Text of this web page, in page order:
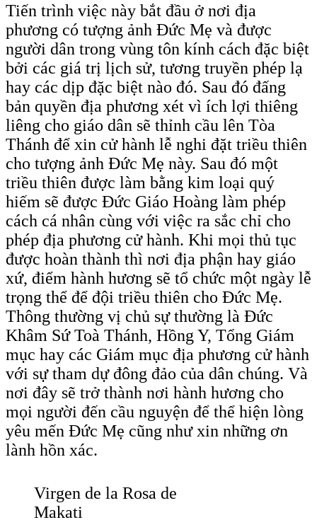
Tiến trình việc này bắt đầu ở nơi địa
phương có tượng ảnh Đức Mẹ và được
người dân trong vùng tôn kính cách đặc biệt
bởi các giá trị lịch sử, tương truyền phép lạ
hay các dịp đặc biệt nào đó. Sau đó đấng
bản quyền địa phương xét vì ích lợi thiêng
liêng cho giáo dân sẽ thỉnh cầu lên Tòa
Thánh để xin cử hành lễ nghi đặt triều thiên
cho tượng ảnh Đức Mẹ này. Sau đó một
triều thiên được làm bằng kim loại quý
hiếm sẽ được Đức Giáo Hoàng làm phép
cách cá nhân cùng với việc ra sắc chỉ cho
phép địa phương cử hành. Khi mọi thủ tục
được hoàn thành thì nơi địa phận hay giáo
xứ, điểm hành hương sẽ tổ chức một ngày lễ
trọng thể để đội triều thiên cho Đức Mẹ.
Thông thường vị chủ sự thường là Đức
Khâm Sứ Toà Thánh, Hồng Y, Tổng Giám
mục hay các Giám mục địa phương cử hành
với sự tham dự đông đảo của dân chúng. Và
nơi đây sẽ trở thành nơi hành hương cho
mọi người đến cầu nguyện để thể hiện lòng
yêu mến Đức Mẹ cũng như xin những ơn
lành hồn xác.
Virgen de la Rosa de
Makati